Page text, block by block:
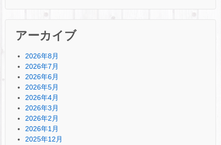
アーカイブ
2026年8月
2026年7月
2026年6月
2026年5月
2026年4月
2026年3月
2026年2月
2026年1月
2025年12月